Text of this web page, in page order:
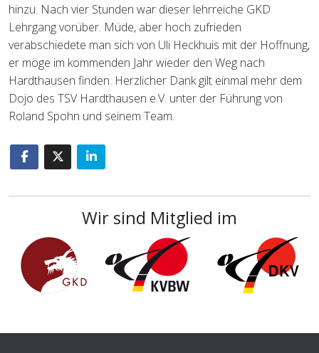
hinzu. Nach vier Stunden war dieser lehrreiche GKD
Lehrgang vorüber. Müde, aber hoch zufrieden
verabschiedete man sich von Uli Heckhuis mit der Hoffnung,
er möge im kommenden Jahr wieder den Weg nach
Hardthausen finden. Herzlicher Dank gilt einmal mehr dem
Dojo des TSV Hardthausen e.V. unter der Führung von
Roland Spohn und seinem Team.
Wir sind Mitglied im